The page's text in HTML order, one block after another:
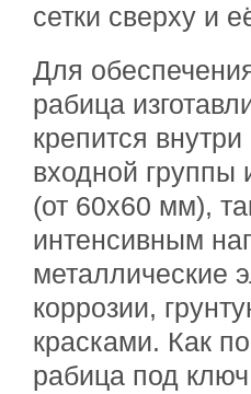
сетки сверху и
Для
рабица
крепится
входной группы
(от 60х60 мм),
интенсивным
металлические
коррозии,
красками. Как
рабица под